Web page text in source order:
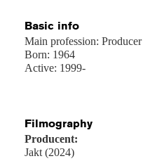
Basic info
Main profession: Producer
Born: 1964
Active: 1999-
Filmography
Producent:
Jakt (2024)